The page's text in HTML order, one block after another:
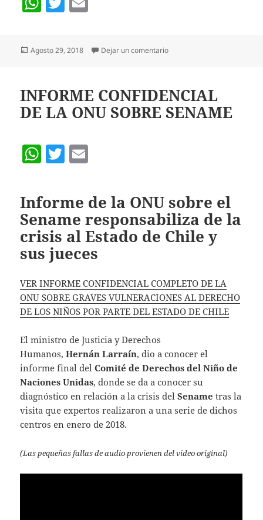
s
p
p
er l
Publicado
Agosto 29, 2018 Dejar un comentarioen SE MODIFICAN LOS
INFORME CONFIDENCIAL
DE LA ONU SOBRE SENAME
W
h
at
s
A
p
p
T
w
er
ai
l
Informe de la ONU sobre el
Sename responsabiliza de la
crisis al Estado de Chile y
sus jueces
VER INFORME CONFIDENCIAL COMPLETO DE LA
ONU SOBRE GRAVES VULNERACIONES AL DERECHO
DE LOS NIÑOS POR PARTE DEL ESTADO DE CHILE
El ministro de Justicia y Derechos
Humanos,Hernán Larraín, dio a conocer el
informe final delComité de Derechos del Niño de
Naciones Unidas, donde se da a conocer su
diagnóstico en relación a la crisis delSename tras la
visita que expertos realizaron a una serie de dichos
centros en enero de 2018.
(Las pequeñas fallas de audio provienen del video original)